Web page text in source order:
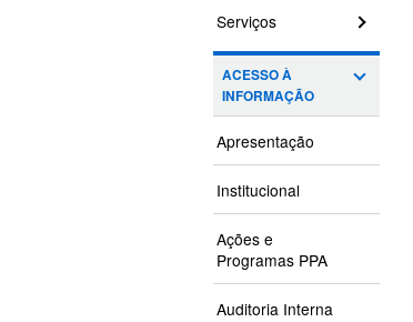
Serviços
ACESSO À
INFORMAÇÃO
Apresentação
Institucional
Ações e
Programas PPA
Auditoria Interna